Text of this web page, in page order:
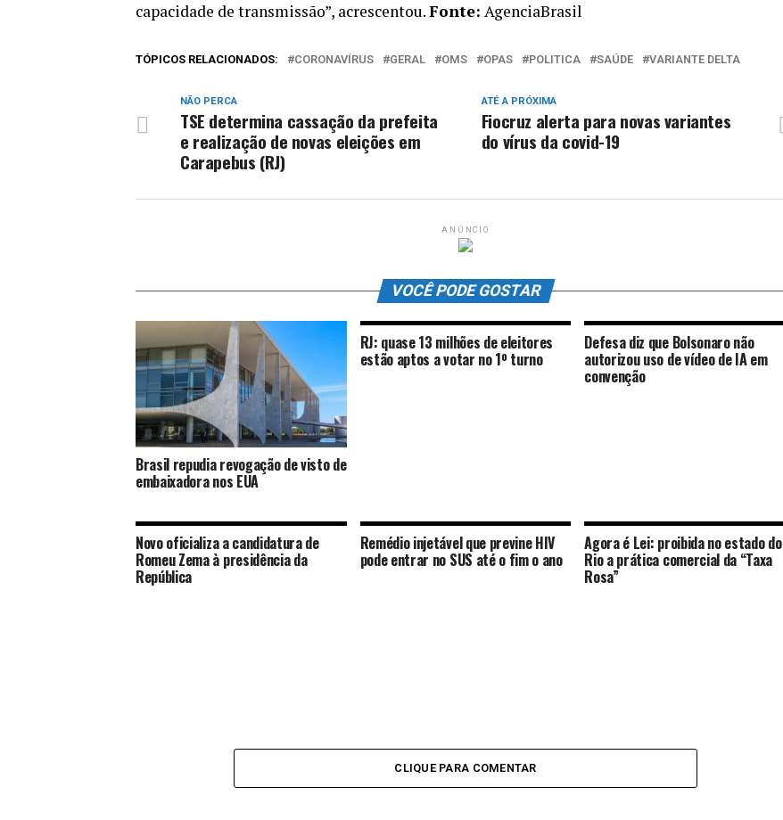
capacidade de transmissão”, acrescentou.Fonte: AgenciaBrasil
TÓPICOS RELACIONADOS: CORONAVÍRUS GERAL OMS OPAS POLITICA SAÚDE VARIANTE DELTA
ATÉ A PRÓXIMA
Fiocruz alerta para novas variantes
do vírus da covid-19
NÃO PERCA
TSE determina cassação da prefeita
e realização de novas eleições em
Carapebus (RJ)
ANÚNCIO
VOCÊ PODE GOSTAR
Brasil repudia revogação de visto de
embaixadora nos EUA
RJ: quase 13 milhões de eleitores
estão aptos a votar no 1º turno
Defesa diz que Bolsonaro não
autorizou uso de vídeo de IA em
convenção
Novo oficializa a candidatura de
Romeu Zema à presidência da
República
Remédio injetável que previne HIV
pode entrar no SUS até o fim o ano
Agora é Lei: proibida no estado do
Rio a prática comercial da “Taxa
Rosa”
CLIQUE PARA COMENTAR